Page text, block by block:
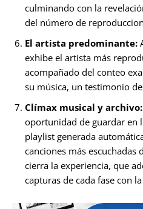
culminando con la
del número de
El artista predominante:
exhibe el artista más
acompañado del conteo
su música, un testimonio
Clímax musical y archivo:
oportunidad de guardar en
playlist generada
canciones más escuchadas
cierra la experiencia, que
capturas de cada fase con